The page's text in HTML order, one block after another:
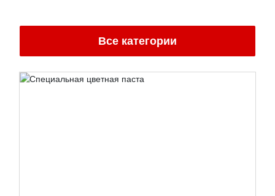
Все категории